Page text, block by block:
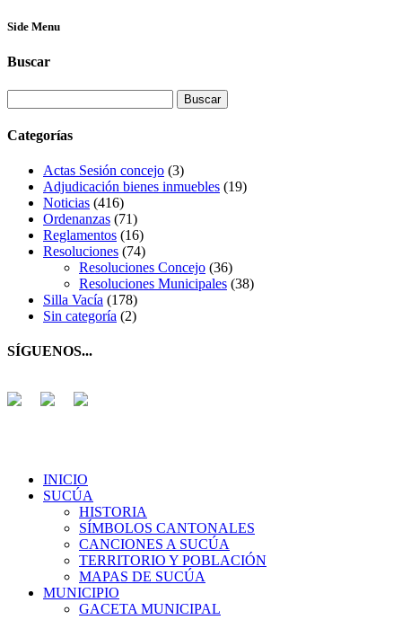
Side Menu
Buscar
Categorías
Actas Sesión concejo (3)
Adjudicación bienes inmuebles (19)
Noticias (416)
Ordenanzas (71)
Reglamentos (16)
Resoluciones (74)
Resoluciones Concejo (36)
Resoluciones Municipales (38)
Silla Vacía (178)
Sin categoría (2)
SÍGUENOS...
INICIO
SUCÚA
HISTORIA
SÍMBOLOS CANTONALES
CANCIONES A SUCÚA
TERRITORIO Y POBLACIÓN
MAPAS DE SUCÚA
MUNICIPIO
GACETA MUNICIPAL